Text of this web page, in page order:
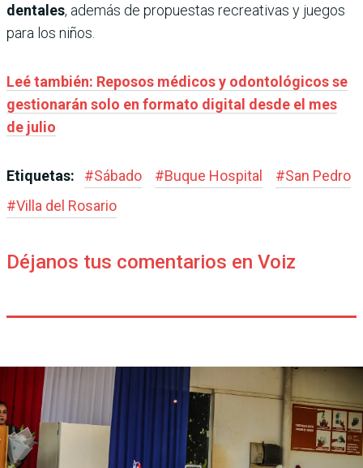
dentales, además de propuestas recreativas y juegos
para los niños.
Leé también: Reposos médicos y odontológicos se
gestionarán solo en formato digital desde el mes
de julio
Etiquetas: #Sábado #Buque Hospital #San Pedro
#Villa del Rosario
Déjanos tus comentarios en Voiz